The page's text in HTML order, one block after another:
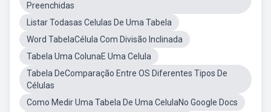
Preenchidas
Listar Todasas Celulas De Uma Tabela
Word TabelaCélula Com Divisão Inclinada
Tabela Uma ColunaE Uma Celula
Tabela DeComparação Entre OS Diferentes Tipos De
Células
Como Medir Uma Tabela De Uma CelulaNo Google Docs